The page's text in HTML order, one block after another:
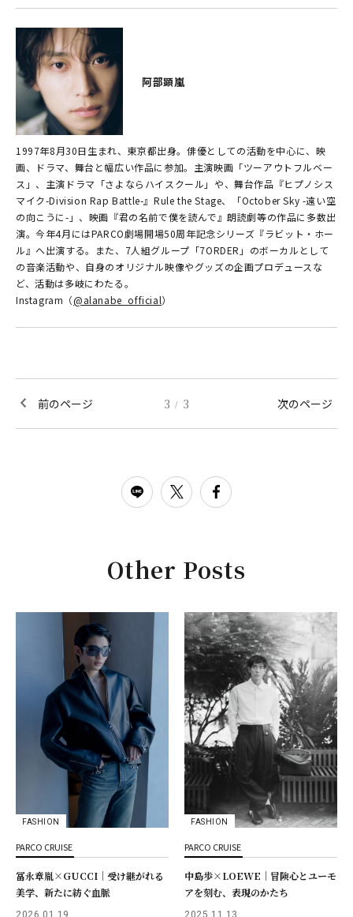
阿部顕嵐
1997年8月30日生まれ、東京都出身。俳優としての活動を中心に、映
画、ドラマ、舞台と幅広い作品に参加。主演映画「ツーアウトフルベー
ス」、主演ドラマ「さよならハイスクール」や、舞台作品『ヒプノシス
マイク-Division Rap Battle-』Rule the Stage、「October Sky -遠い空
の向こうに-」、映画『君の名前で僕を読んで』朗読劇等の作品に多数出
演。今年4月にはPARCO劇場開場50周年記念シリーズ『ラビット・ホー
ル』へ出演する。また、7人組グループ「7ORDER」のボーカルとして
の音楽活動や、自身のオリジナル映像やグッズの企画プロデュースな
ど、活動は多岐にわたる。
Instagram（@alanabe_official）
前のページ 3 / 3 次のページ
Other Posts
FASHION
PARCO CRUISE
冨永章胤×GUCCI｜受け継がれる
美学、新たに紡ぐ血脈
FASHION
PARCO CRUISE
中島歩×LOEWE｜冒険心とユーモ
アを刻む、表現のかたち